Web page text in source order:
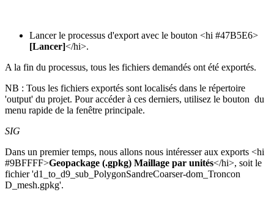
Lancer le processus d'export avec le bouton <hi #47B5E6>
[Lancer]</hi>.
A la fin du processus, tous les fichiers demandés ont été exportés.
NB : Tous les fichiers exportés sont localisés dans le répertoire
'output' du projet. Pour accéder à ces derniers, utilisez le bouton du
menu rapide de la fenêtre principale.
SIG
Dans un premier temps, nous allons nous intéresser aux exports <hi
#9BFFFF>Geopackage (.gpkg) Maillage par unités</hi>, soit le
fichier 'd1_to_d9_sub_PolygonSandreCoarser-dom_Troncon
D_mesh.gpkg'.